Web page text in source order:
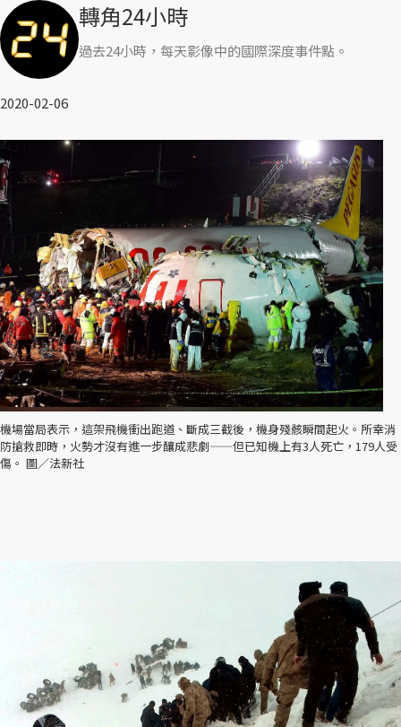
轉角24小時
過去24小時，每天影像中的國際深度事件點。
2020-02-06
機場當局表示，這架飛機衝出跑道、斷成三截後，機身殘骸瞬間起火。所幸消
防搶救即時，火勢才沒有進一步釀成悲劇——但已知機上有3人死亡，179人受
傷。 圖／法新社